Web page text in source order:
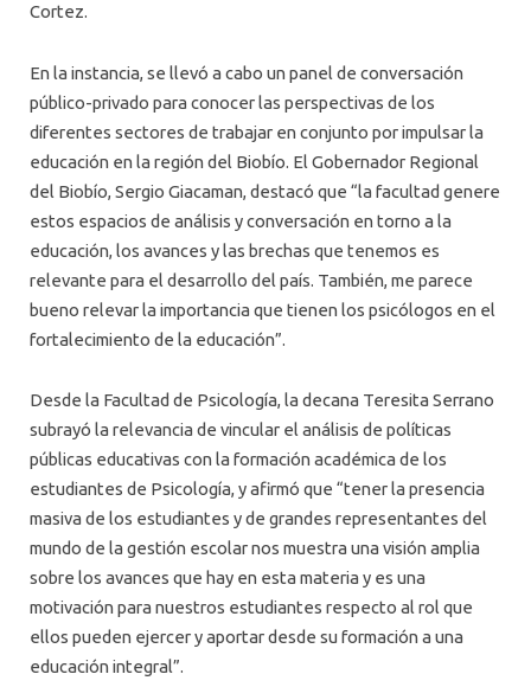
Cortez.
En la instancia, se llevó a cabo un panel de conversación
público-privado para conocer las perspectivas de los
diferentes sectores de trabajar en conjunto por impulsar la
educación en la región del Biobío. El Gobernador Regional
del Biobío, Sergio Giacaman, destacó que “la facultad genere
estos espacios de análisis y conversación en torno a la
educación, los avances y las brechas que tenemos es
relevante para el desarrollo del país. También, me parece
bueno relevar la importancia que tienen los psicólogos en el
fortalecimiento de la educación”.
Desde la Facultad de Psicología, la decana Teresita Serrano
subrayó la relevancia de vincular el análisis de políticas
públicas educativas con la formación académica de los
estudiantes de Psicología, y afirmó que “tener la presencia
masiva de los estudiantes y de grandes representantes del
mundo de la gestión escolar nos muestra una visión amplia
sobre los avances que hay en esta materia y es una
motivación para nuestros estudiantes respecto al rol que
ellos pueden ejercer y aportar desde su formación a una
educación integral”.